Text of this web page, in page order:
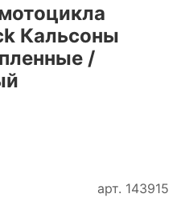
арт. 143915
Кальсоны
/